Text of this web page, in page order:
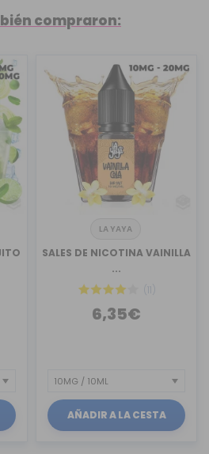
compraron:
LA YAYA
SALES DE NICOTINA VAINILLA
...
(11)
6,35€
AÑADIR A LA CESTA